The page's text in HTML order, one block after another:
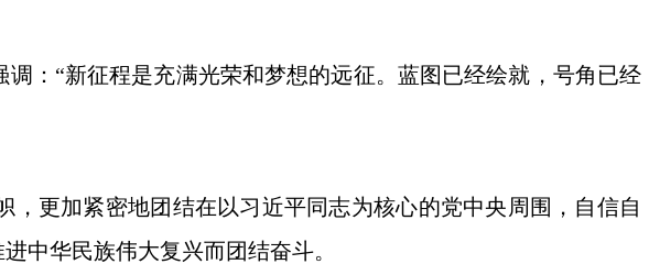
“新征程是充满光荣和梦想的远征。蓝图已经绘就，号角已经
更加紧密地团结在以习近平同志为核心的党中央周围，自信自
中华民族伟大复兴而团结奋斗。